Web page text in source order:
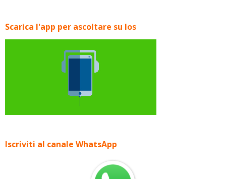
Scarica l'app per ascoltare su Ios
Iscriviti al canale WhatsApp